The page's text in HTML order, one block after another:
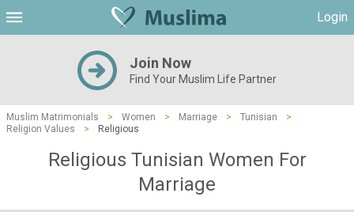
Login
Join Now
Find Your Muslim Life Partner
Muslim Matrimonials > Women > Marriage > Tunisian
>
Religion Values
> Religious
Religious Tunisian Women For
Marriage